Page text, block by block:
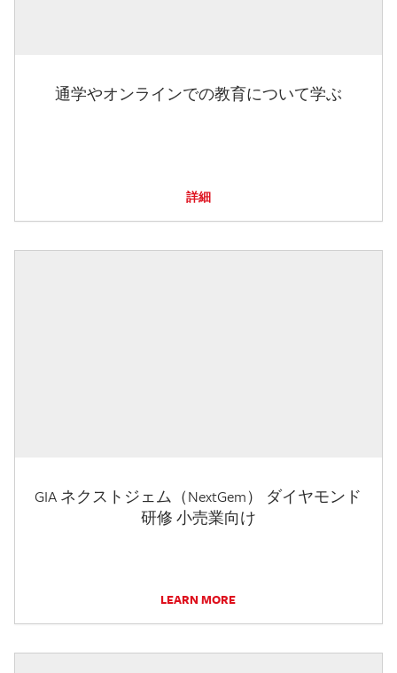
通学やオンラインでの教育について学ぶ
詳細
GIA ネクストジェム（NextGem） ダイヤモンド
研修 小売業向け
LEARN MORE